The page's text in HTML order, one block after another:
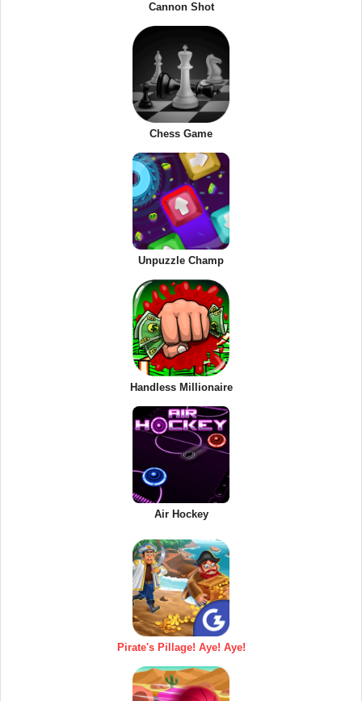
Cannon Shot
Chess Game
Unpuzzle Champ
Handless Millionaire
Air Hockey
Pirate's Pillage! Aye! Aye!